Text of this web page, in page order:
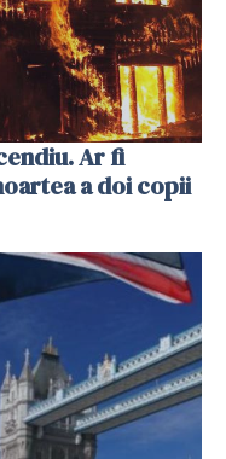
Ar fi
a doi copii